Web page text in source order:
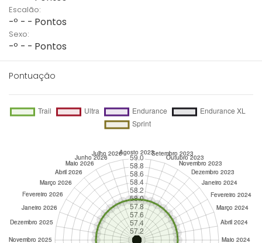
Escalão:
-º - - Pontos
Sexo:
-º - - Pontos
Pontuação